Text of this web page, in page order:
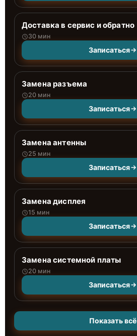
Доставка в сервис и обратно
30 мин
Записаться
Замена разъема
20 мин
Записаться
Замена антенны
25 мин
Записаться
Замена дисплея
15 мин
Записаться
Замена системной платы
20 мин
Записаться
Показать всё